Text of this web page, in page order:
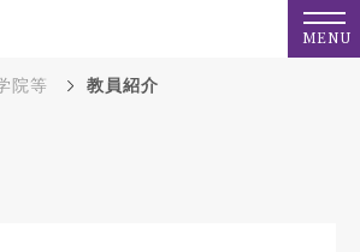
MENU
院等 教員紹介